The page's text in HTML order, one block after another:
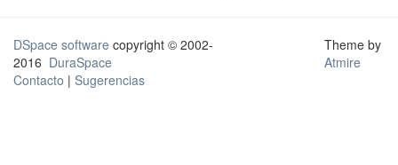
DSpace software copyright © 2002-
2016 DuraSpace
Contacto | Sugerencias
Theme by
Atmire